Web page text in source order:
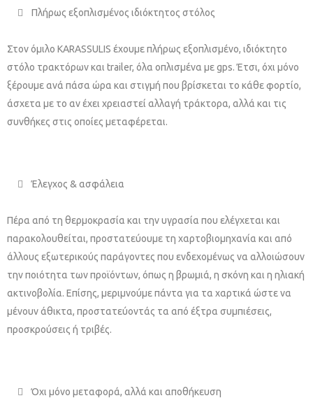
Πλήρως εξοπλισμένος ιδιόκτητος στόλος
Στον όμιλο KARASSULIS έχουμε πλήρως εξοπλισμένο, ιδιόκτητο
στόλο τρακτόρων και trailer, όλα οπλισμένα με gps. Έτσι, όχι μόνο
ξέρουμε ανά πάσα ώρα και στιγμή που βρίσκεται το κάθε φορτίο,
άσχετα με το αν έχει χρειαστεί αλλαγή τράκτορα, αλλά και τις
συνθήκες στις οποίες μεταφέρεται.
Έλεγχος & ασφάλεια
Πέρα από τη θερμοκρασία και την υγρασία που ελέγχεται και
παρακολουθείται, προστατεύουμε τη χαρτοβιομηχανία και από
άλλους εξωτερικούς παράγοντες που ενδεχομένως να αλλοιώσουν
την ποιότητα των προϊόντων, όπως η βρωμιά, η σκόνη και η ηλιακή
ακτινοβολία. Επίσης, μεριμνούμε πάντα για τα χαρτικά ώστε να
μένουν άθικτα, προστατεύοντάς τα από έξτρα συμπιέσεις,
προσκρούσεις ή τριβές.
Όχι μόνο μεταφορά, αλλά και αποθήκευση